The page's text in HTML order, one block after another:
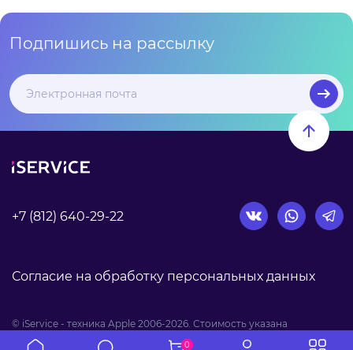
Подпишись на рассылку
+7 (812) 640-29-22
© iService - техника Apple 2006-2026. Стоимость указана
Вся информация на сайте носит справочный характер и не
Согласие на обработку персональных данных
0